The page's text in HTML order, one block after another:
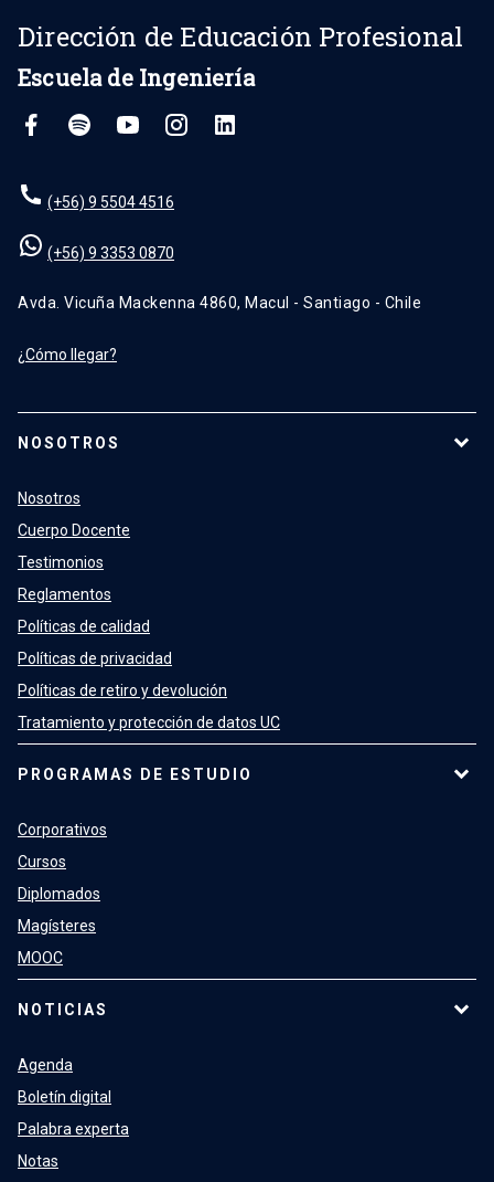
Dirección de Educación Profesional
Escuela de Ingeniería
(+56) 9 5504 4516
(+56) 9 3353 0870
Avda. Vicuña Mackenna 4860, Macul - Santiago - Chile
¿Cómo llegar?
NOSOTROS
Nosotros
Cuerpo Docente
Testimonios
Reglamentos
Políticas de calidad
Políticas de privacidad
Políticas de retiro y devolución
Tratamiento y protección de datos UC
PROGRAMAS DE ESTUDIO
Corporativos
Cursos
Diplomados
Magísteres
MOOC
NOTICIAS
Agenda
Boletín digital
Palabra experta
Notas